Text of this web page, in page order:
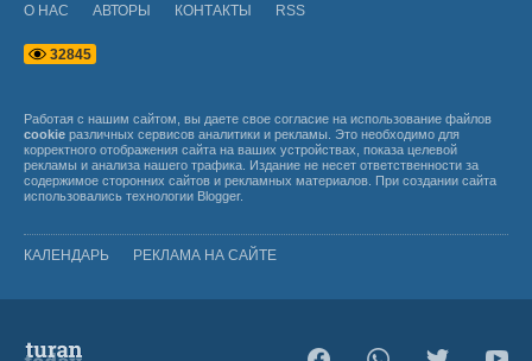
О НАС АВТОРЫ КОНТАКТЫ RSS
32845
Работая с нашим сайтом, вы даете свое согласие на использование файлов
cookie различных сервисов аналитики и рекламы. Это необходимо для
корректного отображения сайта на ваших устройствах, показа целевой
рекламы и анализа нашего трафика. Издание не несет ответственности за
содержимое сторонних сайтов и рекламных материалов. При создании сайта
использовались технологии Blogger.
КАЛЕНДАРЬ РЕКЛАМА НА САЙТЕ